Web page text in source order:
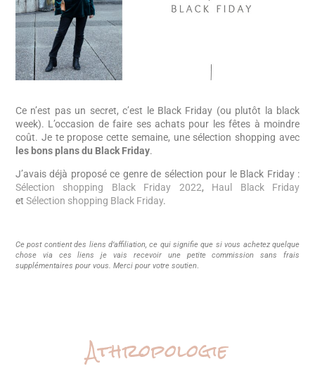
Ce n’est pas un secret, c’est le Black Friday (ou plutôt la black
week). L’occasion de faire ses achats pour les fêtes à moindre
coût. Je te propose cette semaine, une sélection shopping avec
les bons plans du Black Friday.
J’avais déjà proposé ce genre de sélection pour le Black Friday :
Sélection shopping Black Friday 2022, Haul Black Friday
et Sélection shopping Black Friday.
Ce post contient des liens d’affiliation, ce qui signifie que si vous achetez quelque
chose via ces liens je vais recevoir une petite commission sans frais
supplémentaires pour vous. Merci pour votre soutien.
Athropologie